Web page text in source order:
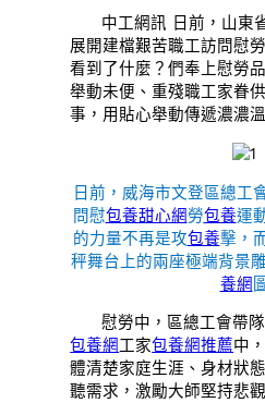
中工網訊 日前，山東
展開建檔艱苦職工訪問慰
看到了什麼？們奉上慰勞
舉動未便、重殘職工家眷
事，用貼心舉動傳遞濃濃
日前，威海市文登區總工
問慰包養甜心網勞包養運
的力量不再是攻包養擊，
秤舞台上的兩座極端背景
養網 圖
慰勞中，區總工會帶隊
包養網工家包養網推薦中
體清楚家庭生涯、身材狀
聽需求，激勵大師堅持悲